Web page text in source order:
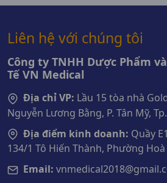
Liên hệ với chúng tôi
Công ty TNHH Dược Phẩm
Tế VN Medical
Địa chỉ VP: Lầu 15 tòa nhà
Nguyễn Lương Bằng, P. Tân Mỹ,
Địa điểm kinh doanh: Quầy
134/1 Tô Hiến Thành, Phường
Email: